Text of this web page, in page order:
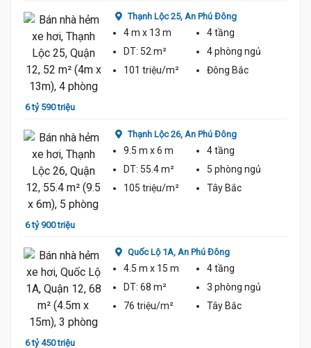
6 tỷ 590 triệu
Thạnh Lộc 25, An Phú Đông
4 m x 13 m
4 tầng
DT: 52 m² 4 phòng ngủ
101 triệu/m²
Đông Bắc
6 tỷ 900 triệu
Thạnh Lộc 26, An Phú Đông
9.5 m x 6 m
4 tầng
DT: 55.4 m² 5 phòng ngủ
105 triệu/m²
Tây Bắc
6 tỷ 450 triệu
Quốc Lộ 1A, An Phú Đông
4.5 m x 15 m
4 tầng
DT: 68 m² 3 phòng ngủ
76 triệu/m²
Tây Bắc